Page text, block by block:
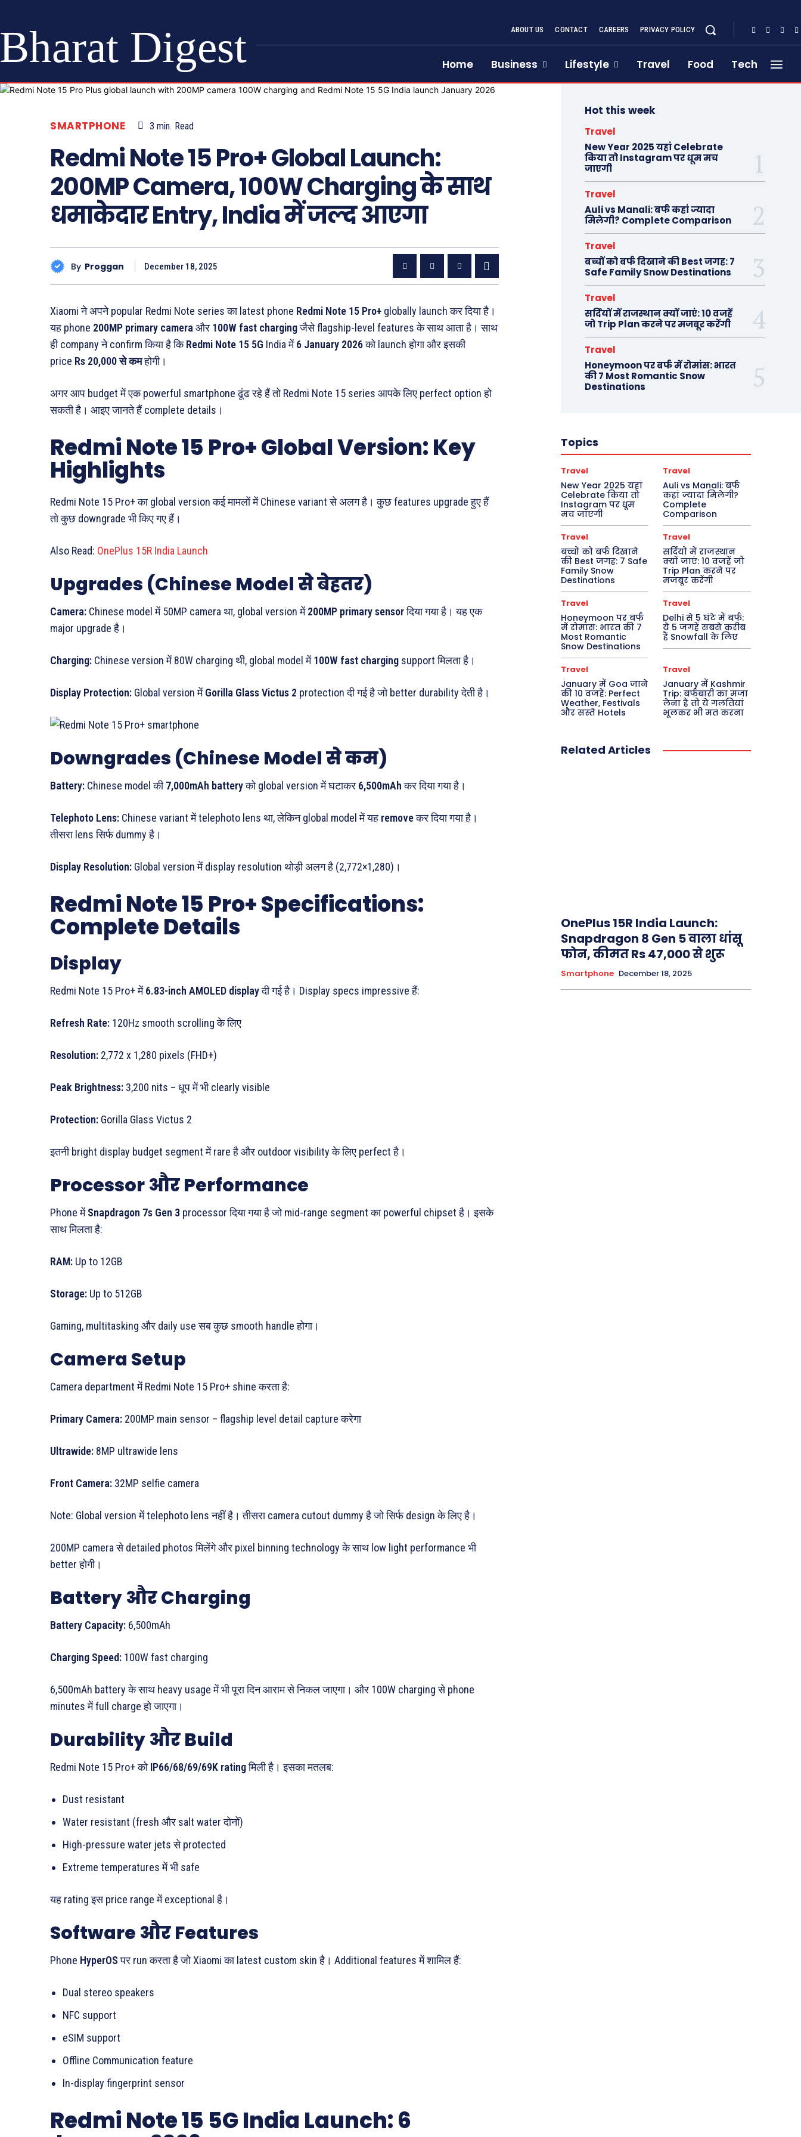
Bharat Digest ABOUT US CONTACT CAREERS PRIVACY POLICY
Home Business Lifestyle Travel Food Tech
SMARTPHONE 3 min. Read
Redmi Note 15 Pro+ Global Launch:
200MP Camera, 100W Charging के साथ
धमाकेदार Entry, India में जल्द आएगा
By Proggan December 18, 2025
Xiaomi ने अपने popular Redmi Note series का latest phone Redmi Note 15 Pro+ globally launch कर दिया है।
यह phone 200MP primary cameraऔर 100W fast chargingजैसे flagship-level features के साथ आता है। साथ
ही company ने confirm किया है किRedmi Note 15 5G India में6 January 2026को launch होगा और इसकी
price Rs 20,000 से कमहोगी।
अगर आप budget में एक powerful smartphone ढूंढ रहे हैं तो Redmi Note 15 series आपके लिए perfect option हो
सकती है। आइए जानते हैं complete details।
Redmi Note 15 Pro+ Global Version: Key
Highlights
Redmi Note 15 Pro+ का global version कई मामलों में Chinese variant से अलग है। कुछ features upgrade हुए हैं
तो कुछ downgrade भी किए गए हैं।
Also Read: OnePlus 15R India Launch
Upgrades (Chinese Model से बेहतर)
Camera: Chinese model में 50MP camera था, global version में200MP primary sensorदिया गया है। यह एक
major upgrade है।
Charging: Chinese version में 80W charging थी, global model में100W fast charging support मिलता है।
Display Protection: Global version मेंGorilla Glass Victus 2 protection दी गई है जो better durability देती है।
Downgrades (Chinese Model से कम)
Battery: Chinese model की7,000mAh batteryको global version में घटाकर 6,500mAhकर दिया गया है।
Telephoto Lens: Chinese variant में telephoto lens था, लेकिन global model में यह removeकर दिया गया है।
तीसरा lens सिर्फ dummy है।
Display Resolution: Global version में display resolution थोड़ी अलग है (2,772×1,280)।
Redmi Note 15 Pro+ Specifications:
Complete Details
Display
Redmi Note 15 Pro+ में6.83-inch AMOLED displayदी गई है। Display specs impressive हैं:
Refresh Rate: 120Hz smooth scrolling के लिए
Resolution: 2,772 x 1,280 pixels (FHD+)
Peak Brightness: 3,200 nits – धूप में भी clearly visible
Protection: Gorilla Glass Victus 2
इतनी bright display budget segment में rare है और outdoor visibility के लिए perfect है।
Processor और Performance
Phone मेंSnapdragon 7s Gen 3 processor दिया गया है जो mid-range segment का powerful chipset है। इसके
साथ मिलता है:
RAM: Up to 12GB
Storage: Up to 512GB
Gaming, multitasking और daily use सब कुछ smooth handle होगा।
Camera Setup
Camera department में Redmi Note 15 Pro+ shine करता है:
Primary Camera: 200MP main sensor – flagship level detail capture करेगा
Ultrawide: 8MP ultrawide lens
Front Camera: 32MP selfie camera
Note: Global version में telephoto lens नहीं है। तीसरा camera cutout dummy है जो सिर्फ design के लिए है।
200MP camera से detailed photos मिलेंगे और pixel binning technology के साथ low light performance भी
better होगी।
Battery और Charging
Battery Capacity: 6,500mAh
Charging Speed: 100W fast charging
6,500mAh battery के साथ heavy usage में भी पूरा दिन आराम से निकल जाएगा। और 100W charging से phone
minutes में full charge हो जाएगा।
Durability और Build
Redmi Note 15 Pro+ कोIP66/68/69/69K ratingमिली है। इसका मतलब:
Dust resistant
Water resistant (fresh और salt water दोनों)
High-pressure water jets से protected
Extreme temperatures में भी safe
यह rating इस price range में exceptional है।
Software और Features
Phone HyperOSपर run करता है जो Xiaomi का latest custom skin है। Additional features में शामिल हैं:
Dual stereo speakers
NFC support
eSIM support
Offline Communication feature
In-display fingerprint sensor
Redmi Note 15 5G India Launch: 6
Hot this week
Travel
New Year 2025 यहां Celebrate
किया तो Instagram पर धूम मच
जाएगी
Travel
Auli vs Manali: बर्फ कहां ज्यादा
मिलेगी? Complete Comparison
Travel
बच्चों को बर्फ दिखाने की Best जगह: 7
Safe Family Snow Destinations
Travel
सर्दियों में राजस्थान क्यों जाएं: 10 वजहें
जो Trip Plan करने पर मजबूर करेंगी
Travel
Honeymoon पर बर्फ में रोमांस: भारत
की 7 Most Romantic Snow
Destinations
Topics
Travel
New Year 2025 यहां
Celebrate किया तो
Instagram पर धूम
मच जाएगी
Travel
Auli vs Manali: बर्फ
कहां ज्यादा मिलेगी?
Complete
Comparison
Travel
बच्चों को बर्फ दिखाने
की Best जगह: 7 Safe
Family Snow
Destinations
Travel
सर्दियों में राजस्थान
क्यों जाएं: 10 वजहें जो
Trip Plan करने पर
मजबूर करेंगी
Travel
Honeymoon पर बर्फ
में रोमांस: भारत की 7
Most Romantic
Snow Destinations
Travel
Delhi से 5 घंटे में बर्फ:
ये 5 जगहें सबसे करीब
हैं Snowfall के लिए
Travel
January में Goa जाने
की 10 वजहें: Perfect
Weather, Festivals
और सस्ते Hotels
Travel
January में Kashmir
Trip: बर्फबारी का मजा
लेना है तो ये गलतियां
भूलकर भी मत करना
Related Articles
OnePlus 15R India Launch:
Snapdragon 8 Gen 5 वाला धांसू
फोन, कीमत Rs 47,000 से शुरू
Smartphone December 18, 2025